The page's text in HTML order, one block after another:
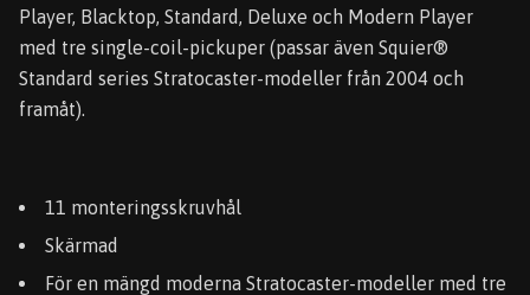
Player, Blacktop, Standard, Deluxe och Modern Player
med tre single-coil-pickuper (passar även Squier®
Standard series Stratocaster-modeller från 2004 och
framåt).
11 monteringsskruvhål
Skärmad
För en mängd moderna Stratocaster-modeller med tre